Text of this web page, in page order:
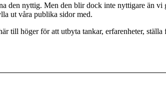
den nyttig. Men den blir dock inte nyttigare än
ut våra publika sidor med.
till höger för att utbyta tankar, erfarenheter, ställa